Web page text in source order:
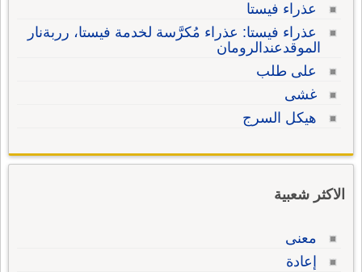
عذراء فيستا
عذراء فيستا: عذراء مُكرَّسة لخدمة فيستا، رربةنار
الموقدعندالرومان
على طلب
غشى
هيكل السرج
الاكثر شعبية
معنى
إعادة